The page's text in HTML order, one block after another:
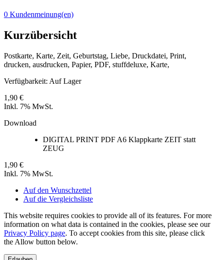
0 Kundenmeinung(en)
Kurzübersicht
Postkarte, Karte, Zeit, Geburtstag, Liebe, Druckdatei, Print,
drucken, ausdrucken, Papier, PDF, stuffdeluxe, Karte,
Verfügbarkeit: Auf Lager
1,90 €
Inkl. 7% MwSt.
Download
DIGITAL PRINT PDF A6 Klappkarte ZEIT statt
ZEUG
1,90 €
Inkl. 7% MwSt.
Auf den Wunschzettel
Auf die Vergleichsliste
This website requires cookies to provide all of its features. For more
information on what data is contained in the cookies, please see our
Privacy Policy page. To accept cookies from this site, please click
the Allow button below.